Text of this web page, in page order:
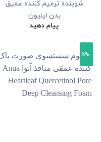
شوینده ترمیم کننده عمیق
بدن ایلیون
پیام دهید
-5%